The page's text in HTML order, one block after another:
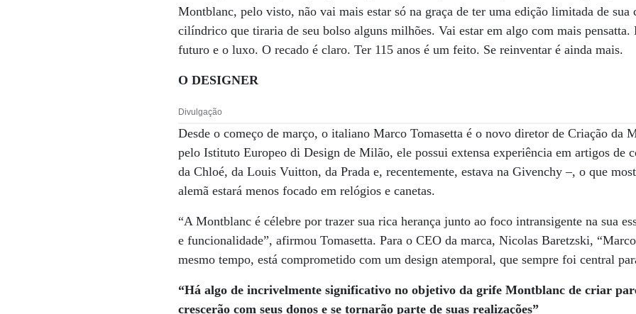
Montblanc, pelo visto, não vai mais estar só na graça de ter uma edição limitada de sua
cilíndrico que tiraria de seu bolso alguns milhões. Vai estar em algo com mais pensatta.
futuro e o luxo. O recado é claro. Ter 115 anos é um feito. Se reinventar é ainda mais.
O DESIGNER
Divulgação
Desde o começo de março, o italiano Marco Tomasetta é o novo diretor de Criação da
pelo Istituto Europeo di Design de Milão, ele possui extensa experiência em artigos de
da Chloé, da Louis Vuitton, da Prada e, recentemente, estava na Givenchy –, o que
alemã estará menos focado em relógios e canetas.
“A Montblanc é célebre por trazer sua rica herança junto ao foco intransigente na sua
e funcionalidade”, afirmou Tomasetta. Para o CEO da marca, Nicolas Baretzski,
mesmo tempo, está comprometido com um design atemporal, que sempre foi central
“Há algo de incrivelmente significativo no objetivo da grife Montblanc de criar
crescerão com seus donos e se tornarão parte de suas realizações”